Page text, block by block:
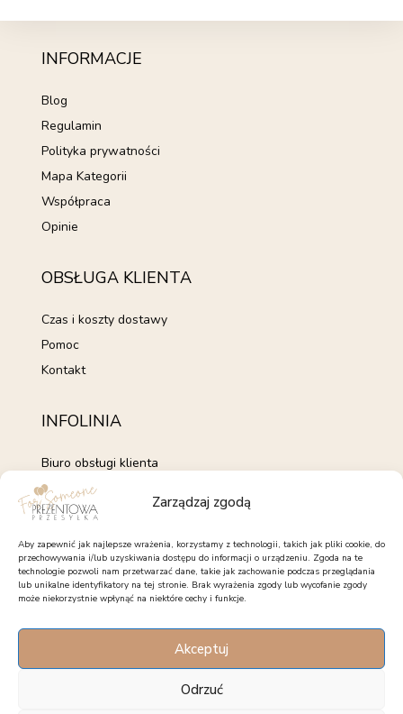
Zarządzaj zgodą
Aby zapewnić jak najlepsze wrażenia, korzystamy z technologii, takich jak pliki cookie, do
przechowywania i/lub uzyskiwania dostępu do informacji o urządzeniu. Zgoda na te
technologie pozwoli nam przetwarzać dane, takie jak zachowanie podczas przeglądania
lub unikalne identyfikatory na tej stronie. Brak wyrażenia zgody lub wycofanie zgody
może niekorzystnie wpłynąć na niektóre cechy i funkcje.
Akceptuj
Odrzuć
INFORMACJE
Blog
Regulamin
Polityka prywatności
Mapa Kategorii
Współpraca
Opinie
OBSŁUGA KLIENTA
Czas i koszty dostawy
Pomoc
Kontakt
INFOLINIA
Biuro obsługi klienta
+48 735 843 843
pon. - pt. 7:00 - 15:00
kontakt@forsomeone.pl